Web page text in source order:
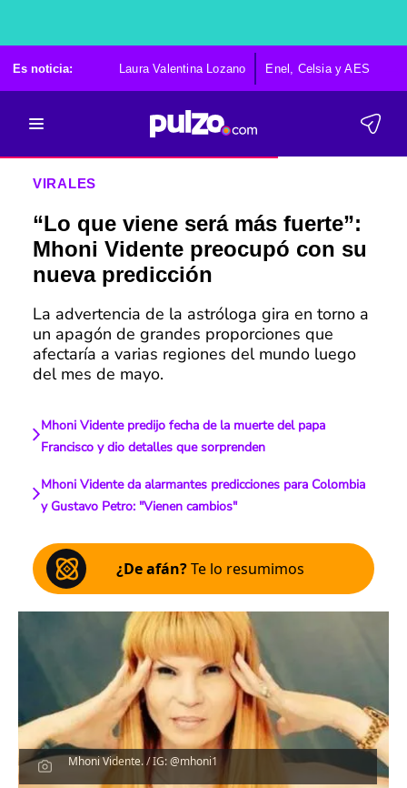
Es noticia: Laura Valentina Lozano Enel, Celsia y AES
VIRALES
“Lo que viene será más fuerte”:
Mhoni Vidente preocupó con su
nueva predicción
La advertencia de la astróloga gira en torno a
un apagón de grandes proporciones que
afectaría a varias regiones del mundo luego
del mes de mayo.
Mhoni Vidente predijo fecha de la muerte del papa
Francisco y dio detalles que sorprenden
Mhoni Vidente da alarmantes predicciones para Colombia
y Gustavo Petro: "Vienen cambios"
¿De afán?Te lo resumimos
Mhoni Vidente. / IG: @mhoni1